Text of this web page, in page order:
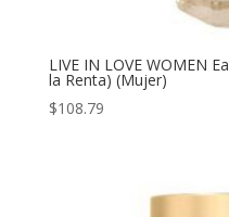
LIVE IN LOVE WOMEN
la Renta) (Mujer)
$108.79